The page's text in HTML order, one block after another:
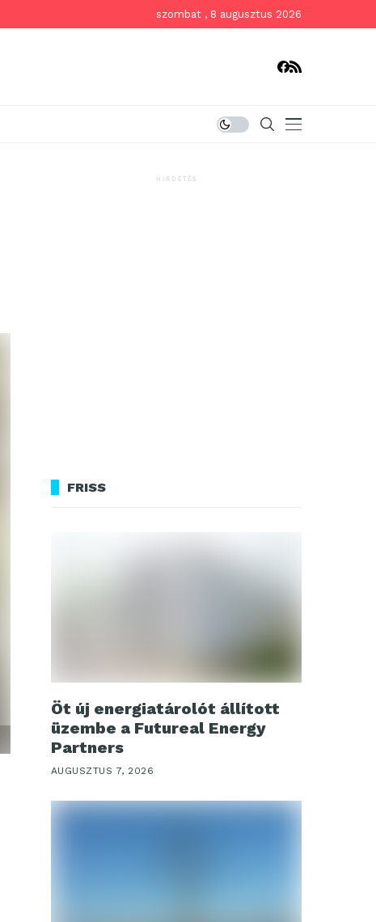
szombat , 8 augusztus 2026
HIRDETÉS
FRISS
Öt új energiatárolót állított
üzembe a Futureal Energy
Partners
AUGUSZTUS 7, 2026